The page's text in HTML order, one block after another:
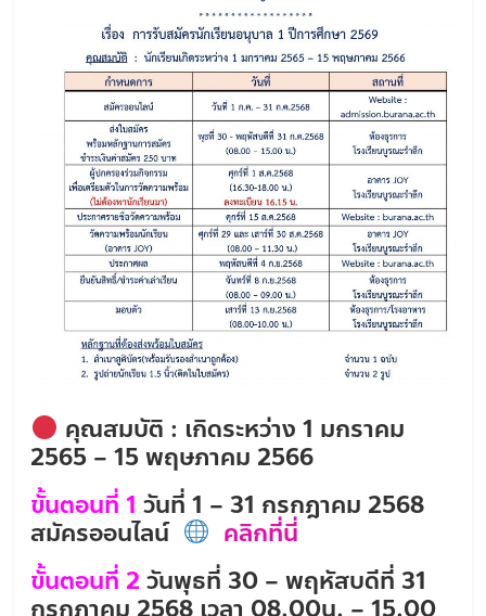
คุณสมบัติ : เกิดระหว่าง 1 มกราคม
2565 – 15 พฤษภาคม 2566
ขั้นตอนที่ 1 วันที่ 1 – 31 กรกฎาคม 2568
สมัครออนไลน์
คลิกที่นี่
ขั้นตอนที่ 2วันพุธที่ 30 – พฤหัสบดีที่ 31